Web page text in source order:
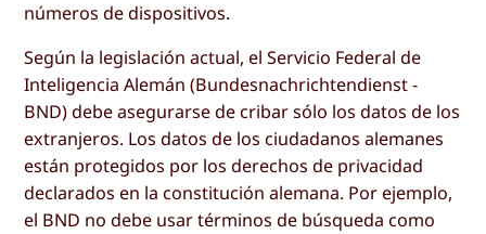
números de dispositivos.
Según la legislación actual, el Servicio Federal de
Inteligencia Alemán (Bundesnachrichtendienst -
BND) debe asegurarse de cribar sólo los datos de los
extranjeros. Los datos de los ciudadanos alemanes
están protegidos por los derechos de privacidad
declarados en la constitución alemana. Por ejemplo,
el BND no debe usar términos de búsqueda como